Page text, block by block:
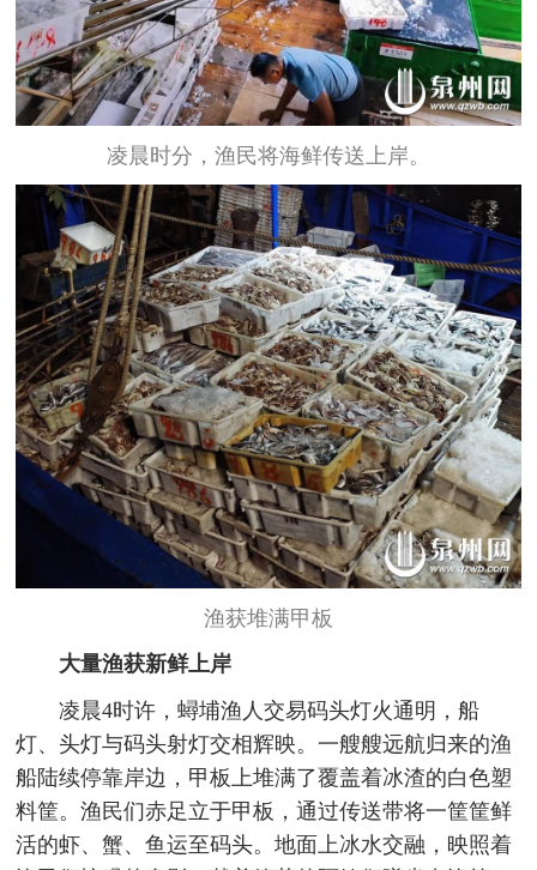
凌晨时分，渔民将海鲜传送上岸。
渔获堆满甲板
大量渔获新鲜上岸
凌晨4时许，蟳埔渔人交易码头灯火通明，船
灯、头灯与码头射灯交相辉映。一艘艘远航归来的渔
船陆续停靠岸边，甲板上堆满了覆盖着冰渣的白色塑
料筐。渔民们赤足立于甲板，通过传送带将一筐筐鲜
活的虾、蟹、鱼运至码头。地面上冰水交融，映照着